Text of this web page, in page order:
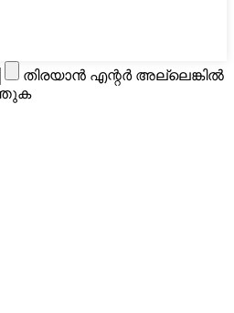
തിരയാൻ എന്റർ അല്ലെങ്കിൽ